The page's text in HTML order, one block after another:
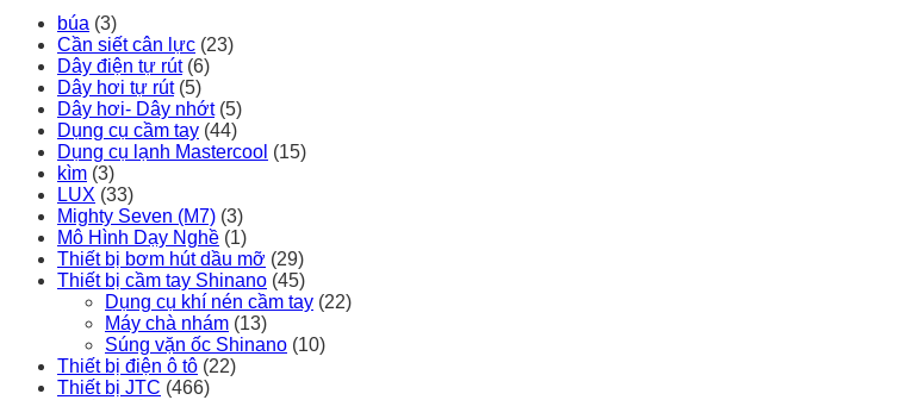
búa (3)
Cần siết cân lực (23)
Dây điện tự rút (6)
Dây hơi tự rút (5)
Dây hơi- Dây nhớt (5)
Dụng cụ cầm tay (44)
Dụng cụ lạnh Mastercool (15)
kìm (3)
LUX (33)
Mighty Seven (M7) (3)
Mô Hình Dạy Nghề (1)
Thiết bị bơm hút dầu mỡ (29)
Thiết bị cầm tay Shinano (45)
Dụng cụ khí nén cầm tay (22)
Máy chà nhám (13)
Súng vặn ốc Shinano (10)
Thiết bị điện ô tô (22)
Thiết bị JTC (466)